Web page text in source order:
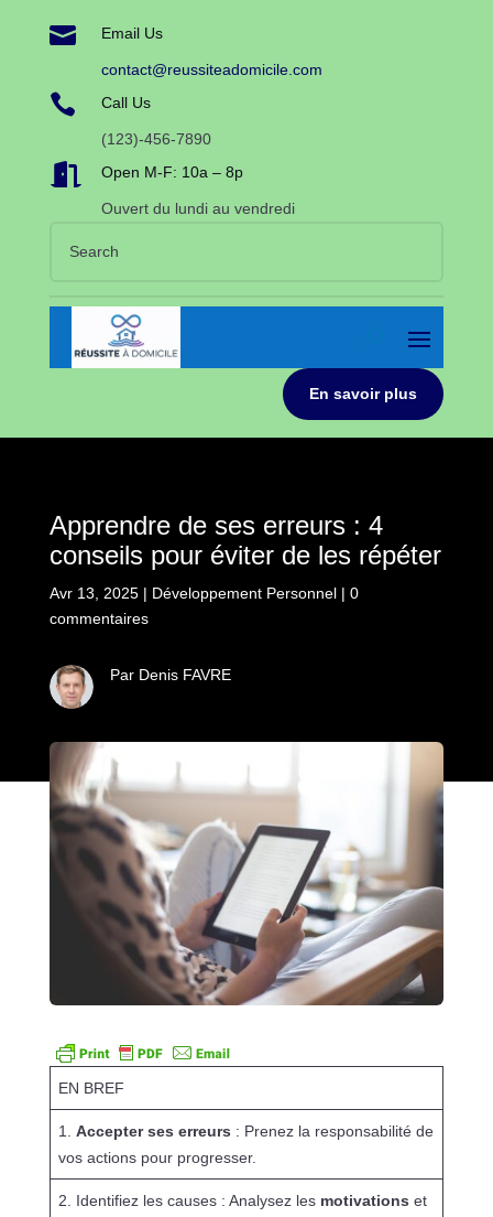
 Email Us
contact@reussiteadomicile.com
 Call Us
(123)-456-7890
 Open M-F: 10a – 8p
Ouvert du lundi au vendredi
En savoir plus
Apprendre de ses erreurs : 4
conseils pour éviter de les répéter
Avr 13, 2025| Développement Personnel| 0
commentaires
Par Denis FAVRE
EN BREF
1. Accepter ses erreurs : Prenez la responsabilité de
vos actions pour progresser.
2. Identifiez les causes : Analysez les motivations et